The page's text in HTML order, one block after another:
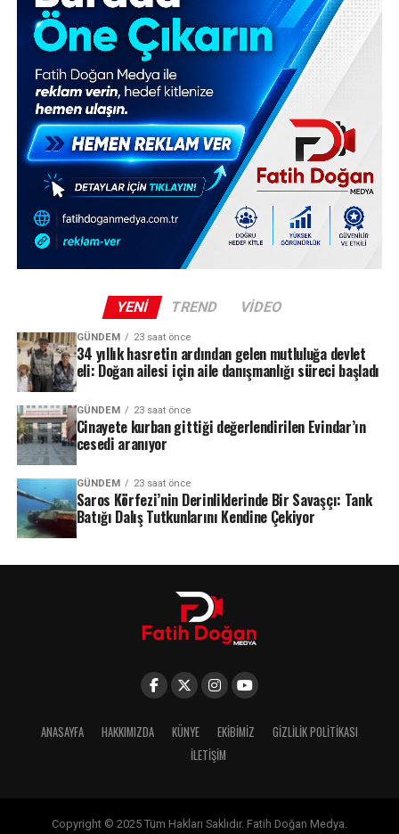
YENI TREND VIDEO
GÜNDEM 23 saat önce
34 yıllık hasretin ardından gelen mutluluğa devlet
eli: Doğan ailesi için aile danışmanlığı süreci başladı
GÜNDEM 23 saat önce
Cinayete kurban gittiği değerlendirilen Evindar’ın
cesedi aranıyor
GÜNDEM 23 saat önce
Saros Körfezi’nin Derinliklerinde Bir Savaşçı: Tank
Batığı Dalış Tutkunlarını Kendine Çekiyor
ANASAYFA HAKKIMIZDA KÜNYE EKIBIMIZ
GIZLILIK POLITIKASI
İLETIŞIM
Copyright © 2025 Tüm Hakları Saklıdır. Fatih Doğan Medya.